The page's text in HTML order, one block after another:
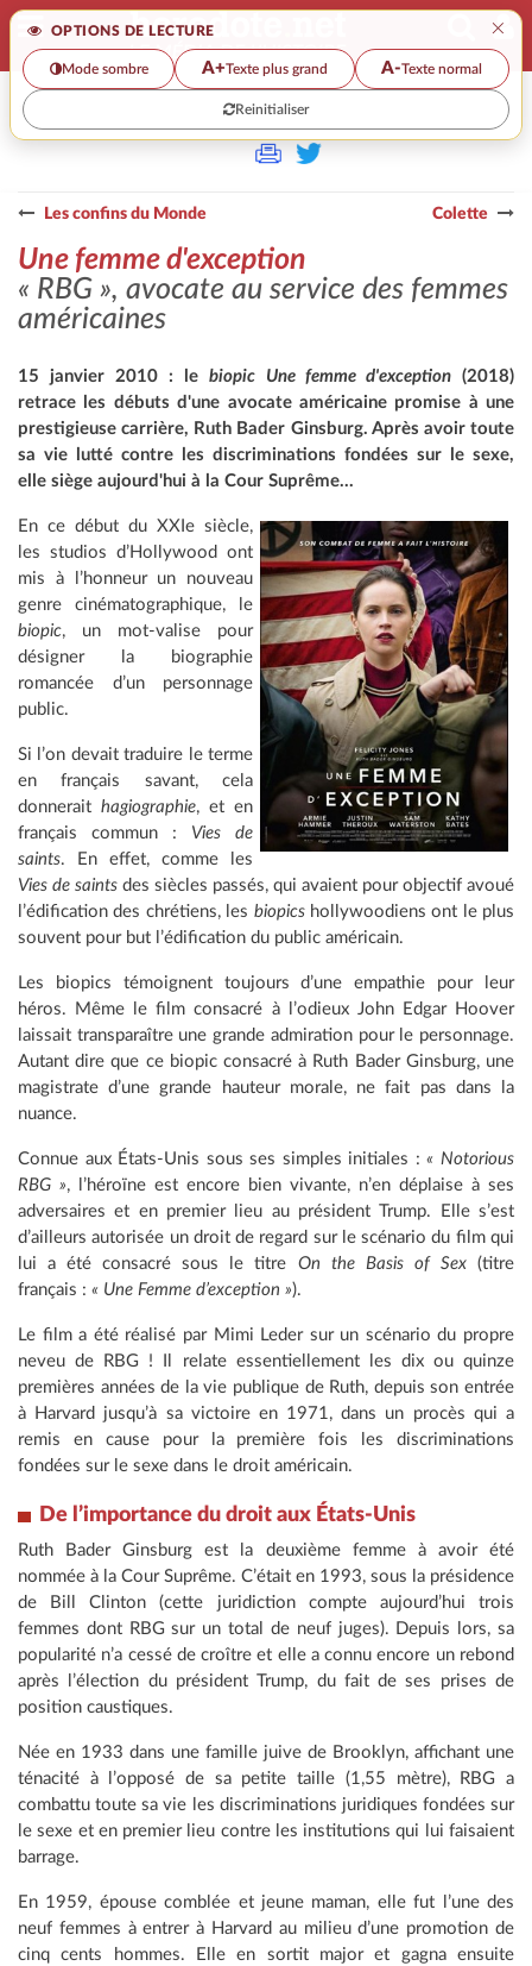
OPTIONS DE LECTURE ×
Mode sombre A+Texte plus grand A-Texte normal
Reinitialiser
>>
Les confins du Monde Colette
Une femme d'exception
« RBG », avocate au service des femmes
américaines
15 janvier 2010 : le biopic Une femme d'exception (2018)
retrace les débuts d'une avocate américaine promise à une
prestigieuse carrière, Ruth Bader Ginsburg. Après avoir toute
sa vie lutté contre les discriminations fondées sur le sexe,
elle siège aujourd'hui à la Cour Suprême...
En ce début du XXIe siècle,
les studios d’Hollywood ont
mis à l’honneur un nouveau
genre cinématographique, le
biopic, un mot-valise pour
désigner la biographie
romancée d’un personnage
public.
Si l’on devait traduire le terme
en français savant, cela
donnerait hagiographie, et en
français commun : Vies de
saints. En effet, comme les
Vies de saints des siècles passés, qui avaient pour objectif avoué
l’édification des chrétiens, les biopicshollywoodiens ont le plus
souvent pour but l’édification du public américain.
Les biopics témoignent toujours d’une empathie pour leur
héros. Même le film consacré à l’odieux John Edgar Hoover
laissait transparaître une grande admiration pour le personnage.
Autant dire que ce biopic consacré à Ruth Bader Ginsburg, une
magistrate d’une grande hauteur morale, ne fait pas dans la
nuance.
Connue aux États-Unis sous ses simples initiales :« Notorious
RBG », l’héroïne est encore bien vivante, n’en déplaise à ses
adversaires et en premier lieu au président Trump. Elle s’est
d’ailleurs autorisée un droit de regard sur le scénario du film qui
lui a été consacré sous le titre On the Basis of Sex(titre
français : « Une Femme d’exception »).
Le film a été réalisé par Mimi Leder sur un scénario du propre
neveu de RBG ! Il relate essentiellement les dix ou quinze
premières années de la vie publique de Ruth, depuis son entrée
à Harvard jusqu’à sa victoire en 1971, dans un procès qui a
remis en cause pour la première fois les discriminations
fondées sur le sexe dans le droit américain.
De l’importance du droit aux États-Unis
Ruth Bader Ginsburg est la deuxième femme à avoir été
nommée à la Cour Suprême. C’était en 1993, sous la présidence
de Bill Clinton (cette juridiction compte aujourd’hui trois
femmes dont RBG sur un total de neuf juges). Depuis lors, sa
popularité n’a cessé de croître et elle a connu encore un rebond
après l’élection du président Trump, du fait de ses prises de
position caustiques.
Née en 1933 dans une famille juive de Brooklyn, affichant une
ténacité à l’opposé de sa petite taille (1,55 mètre), RBG a
combattu toute sa vie les discriminations juridiques fondées sur
le sexe et en premier lieu contre les institutions qui lui faisaient
barrage.
En 1959, épouse comblée et jeune maman, elle fut l’une des
neuf femmes à entrer à Harvard au milieu d’une promotion de
cinq cents hommes. Elle en sortit major et gagna ensuite